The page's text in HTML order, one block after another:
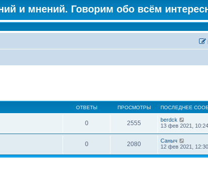
и мнений. Говорим обо всём
ОТВЕТЫ ПРОСМОТРЫ ПОСЛЕДНЕЕ
0 2555
berdck
13 фев 2021, 10:24
0 2080
Саныч
12 фев 2021, 12:30